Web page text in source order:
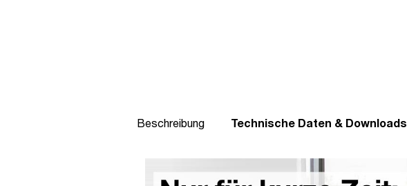
Beschreibung Technische Daten & Downloads